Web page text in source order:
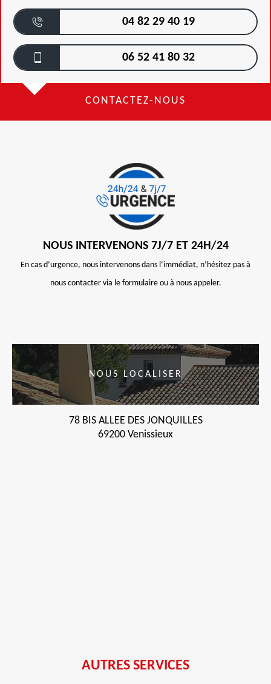
04 82 29 40 19
06 52 41 80 32
CONTACTEZ-NOUS
NOUS INTERVENONS 7J/7 ET 24H/24
En cas d’urgence, nous intervenons dans l’immédiat, n’hésitez pas à
nous contacter via le formulaire ou à nous appeler.
NOUS LOCALISER
78 BIS ALLEE DES JONQUILLES
69200 Venissieux
AUTRES SERVICES